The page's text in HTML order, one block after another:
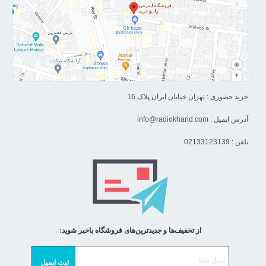
قیمت تلویزیون دوو :
قیمت تلویزیون ال ای دی دوو
با توجه به دو قابلیت اصلی متغیر است که
اولی اسمارت بودن و یا نبودن آن است و دیگری کیفیت تصویر 4K . این
برند در کل شامل 4 دسته نمایشگر است که به شکل زیر است :
ال ای دی دوو معمولی
تلویزیون دوو 4K اسمارت
. با این دسته بندی دیگر نیازی نیست برای قابلیت هایی که برای شما
کارایی ندارد پول اضافه ای خرج کنید . قیمت تلویزیون دوو به نسبت سایر
خرید حضوری : تهران خیابان ایران پلاک 16
آدرس ایمیل : info@radiokharid.com
تلفن : 02133123139
از تخفیف‌ها و جدیدترین‌های فروشگاه باخبر شوید: